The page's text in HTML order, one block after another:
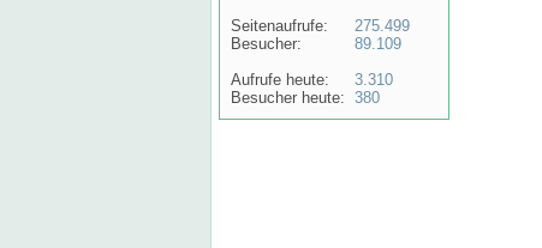
Seitenaufrufe:
Besucher:
Aufrufe heute:
Besucher heute:
275.499
89.109
3.310
380